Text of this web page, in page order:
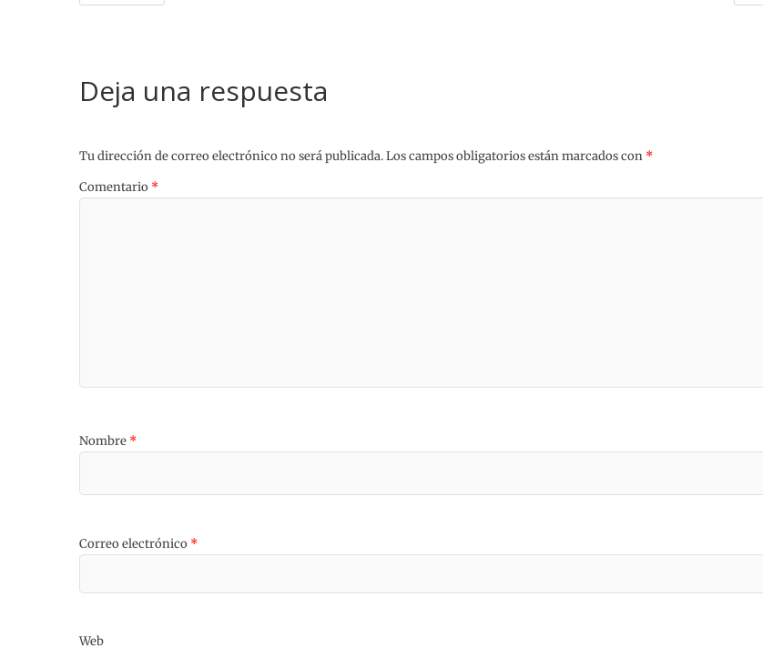
Deja una respuesta
Tu dirección de correo electrónico no será publicada.Los campos obligatorios están marcados con *
Comentario *
Nombre *
Correo electrónico *
Web